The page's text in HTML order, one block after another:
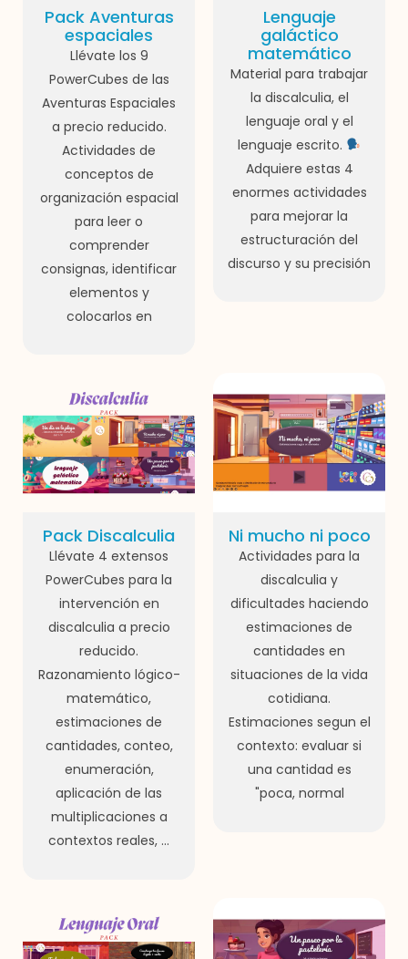
Pack Aventuras
espaciales
Llévate los 9
PowerCubes de las
Aventuras Espaciales
a precio reducido.
Actividades de
conceptos de
organización espacial
para leer o
comprender
consignas, identificar
elementos y
colocarlos en
Lenguaje
galáctico
matemático
Material para trabajar
la discalculia, el
lenguaje oral y el
lenguaje escrito.
Adquiere estas 4
enormes actividades
para mejorar la
estructuración del
discurso y su precisión
Pack Discalculia
Llévate 4 extensos
PowerCubes para la
intervención en
discalculia a precio
reducido.
Razonamiento lógico-
matemático,
estimaciones de
cantidades, conteo,
enumeración,
aplicación de las
multiplicaciones a
contextos reales, ...
Ni mucho ni poco
Actividades para la
discalculia y
dificultades haciendo
estimaciones de
cantidades en
situaciones de la vida
cotidiana.
Estimaciones segun el
contexto: evaluar si
una cantidad es
"poca, normal